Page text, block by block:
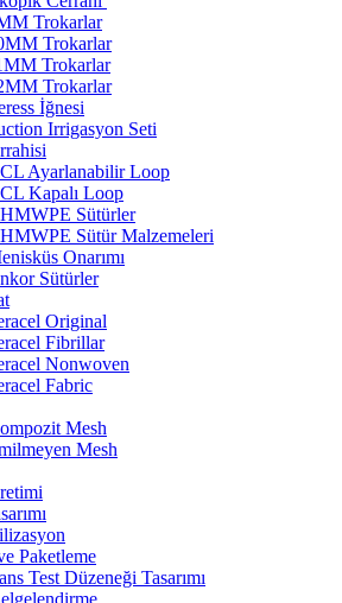
Trokarlar
Trokarlar
Trokarlar
Trokarlar
İğnesi
Irrigasyon Seti
Ayarlanabilir Loop
Kapalı Loop
Sütürler
Sütür Malzemeleri
Onarımı
Sütürler
Original
Fibrillar
Nonwoven
Fabric
Mesh
Mesh
Paketleme
Test Düzeneği Tasarımı